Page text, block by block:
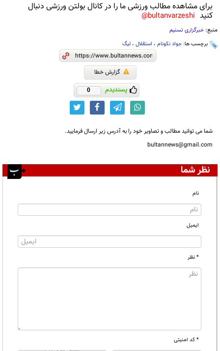
برای مشاهده مطالب ورزشی ما را در کانال بولتن ورزشی دنبال
کنید bultanvarzeshi@
منبع: خبرگزاری تسنیم
برچسب ها: جواد نکونام ، استقلال ، لیگ
گزارش خطا
پسندیدم 0
شما می توانید مطالب و تصاویر خود را به آدرس زیر ارسال فرمایید.
bultannews@gmail.com
نظر شما
نام
ایمیل
* نظر
* کد امنیتی